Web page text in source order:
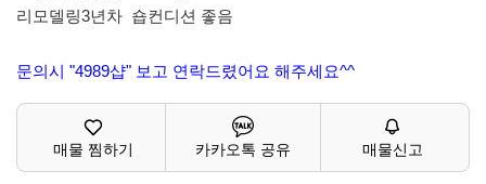
리모델링3년차 숍컨디션 좋음
문의시 "4989샵" 보고 연락드렸어요 해주세요^^
매물 찜하기 카카오톡 공유 매물신고